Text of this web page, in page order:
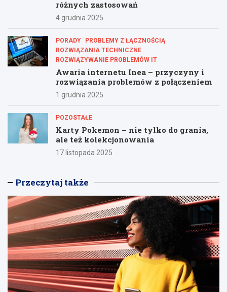
różnych zastosowań
4 grudnia 2025
PORADY
PROBLEMY Z ŁĄCZNOŚCIĄ
ROZWIĄZANIA TECHNICZNE
ROZWIĄZYWANIE PROBLEMÓW IT
Awaria internetu Inea – przyczyny i
rozwiązania problemów z połączeniem
1 grudnia 2025
POZOSTAŁE
Karty Pokemon – nie tylko do grania,
ale też kolekcjonowania
17 listopada 2025
Przeczytaj także